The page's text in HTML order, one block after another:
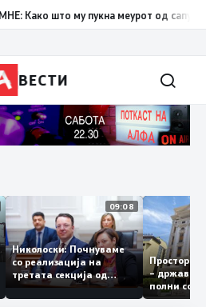
што му пукна меурот од сапуница
ВЕСТИ
09:08
Николоски: Почнуваме
со реализација на
третата секција од
железничкиот Коридор
8, Македонија станува
–
полни